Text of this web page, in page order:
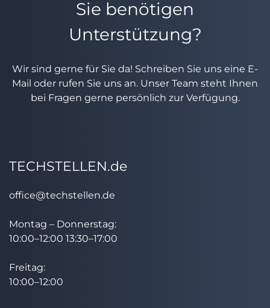
Sie benötigen
Unterstützung?
Wir sind gerne für Sie da! Schreiben Sie uns eine E-
Mail oder rufen Sie uns an. Unser Team steht Ihnen
bei Fragen gerne persönlich zur Verfügung.
TECHSTELLEN.de
office@techstellen.de
Montag – Donnerstag:
10:00–12:00 13:30–17:00
Freitag:
10:00–12:00